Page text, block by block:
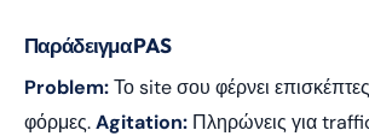
Παράδειγμα PAS
Problem:Το site σου φέρνει
φόρμες.Agitation: Πληρώνεις για